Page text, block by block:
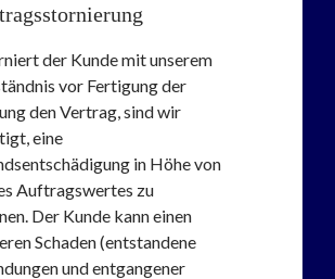
der Kunde mit unserem
vor Fertigung der
den Vertrag, sind wir
eine
in Höhe von
Auftragswertes zu
Der Kunde kann einen
Schaden (entstandene
und entgangener